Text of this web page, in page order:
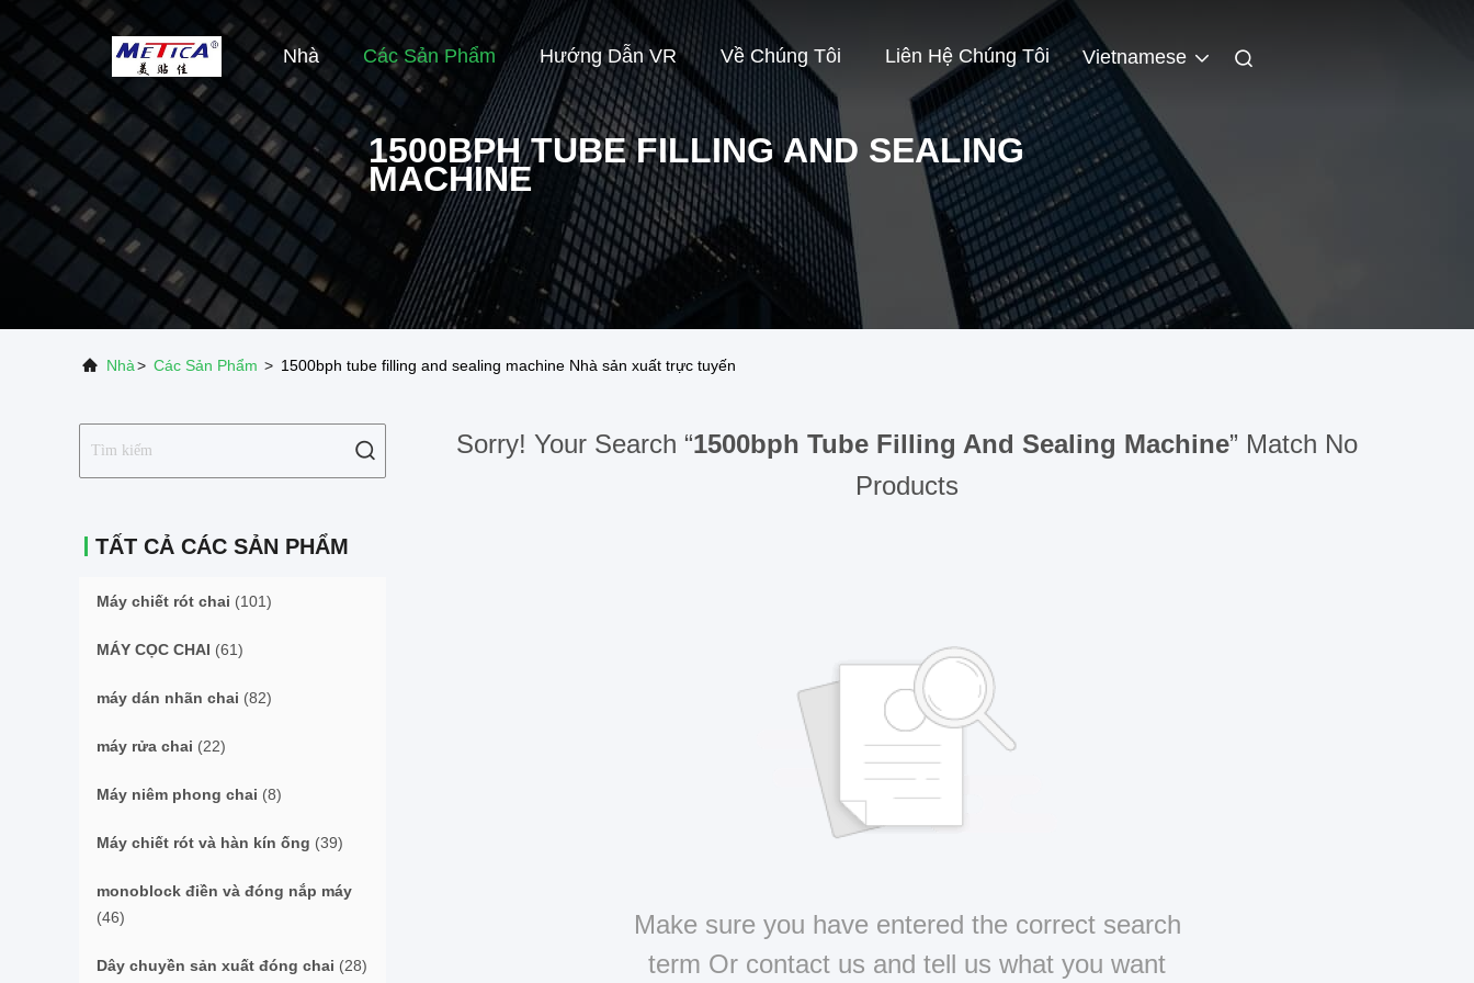
Nhà Các Sản Phẩm Hướng Dẫn VR Về Chúng Tôi Liên Hệ Chúng Tôi Vietnamese
1500BPH TUBE FILLING AND SEALING
MACHINE
Nhà> Các Sản Phẩm > 1500bph tube filling and sealing machine Nhà sản xuất trực tuyến
TẤT CẢ CÁC SẢN PHẨM
Máy chiết rót chai (101)
MÁY CỌC CHAI (61)
máy dán nhãn chai (82)
máy rửa chai (22)
Máy niêm phong chai (8)
Máy chiết rót và hàn kín ống (39)
monoblock điền và đóng nắp máy
(46)
Dây chuyền sản xuất đóng chai (28)
Sorry! Your Search “1500bph Tube Filling And Sealing Machine” Match No
Products
Make sure you have entered the correct search
term Or contact us and tell us what you want